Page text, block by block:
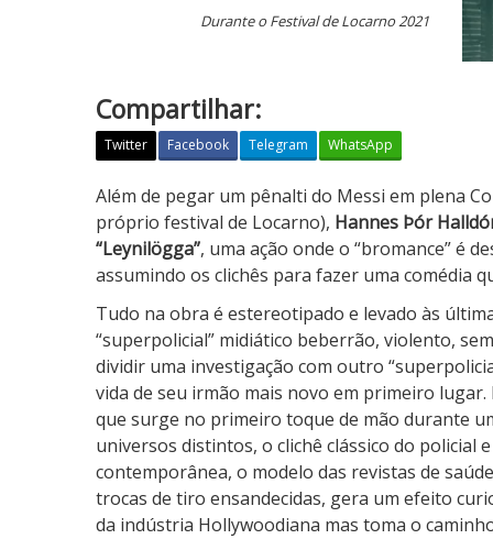
Durante o Festival de Locarno 2021
Compartilhar:
Twitter Facebook Telegram WhatsApp
L
e
y
n
i
l
ö
g
g
a
Além de pegar um pênalti do Messi em plena
próprio festival de Locarno), Hannes Þór
“Leynilögga”, uma ação onde o “bromance” é
assumindo os clichês para fazer uma comédia
Tudo na obra é estereotipado e levado às
“superpolicial” midiático beberrão, violento,
dividir uma investigação com outro
vida de seu irmão mais novo em primeiro
que surge no primeiro toque de mão durante
universos distintos, o clichê clássico do policial
contemporânea, o modelo das revistas de
trocas de tiro ensandecidas, gera um efeito
da indústria Hollywoodiana mas toma o